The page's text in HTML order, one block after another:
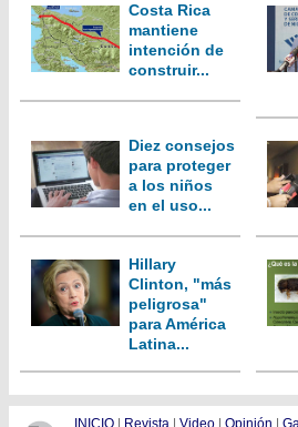
Costa Rica
mantiene
intención de
construir...
Diez consejos
para proteger
a los niños
en el uso...
Hillary
Clinton, "más
peligrosa"
para América
Latina...
INICIO Revista |Video |Opinión |